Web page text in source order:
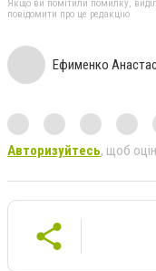
Якщо ви помітили помилку,
повідомити про це редакцію
Ефименко
Авторизуйтесь, щоб